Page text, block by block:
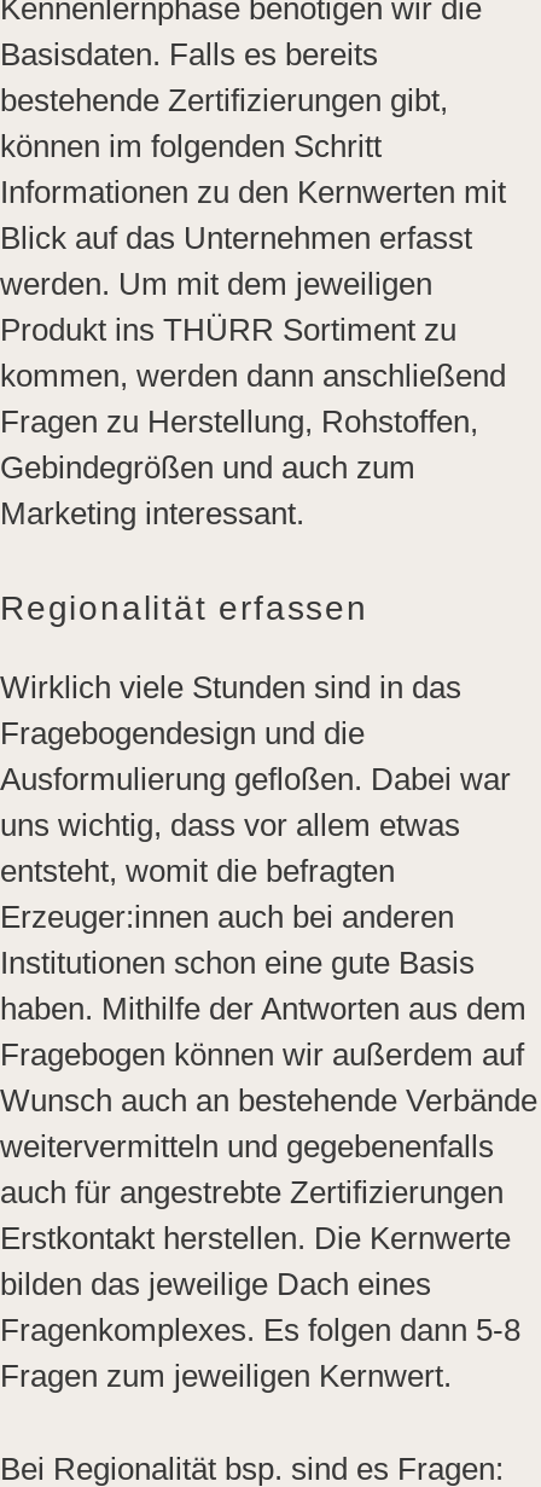
Kennenlernphase benötigen wir die
Basisdaten. Falls es bereits
bestehende Zertifizierungen gibt,
können im folgenden Schritt
Informationen zu den Kernwerten mit
Blick auf das Unternehmen erfasst
werden. Um mit dem jeweiligen
Produkt ins THÜRR Sortiment zu
kommen, werden dann anschließend
Fragen zu Herstellung, Rohstoffen,
Gebindegrößen und auch zum
Marketing interessant.
Regionalität erfassen
Wirklich viele Stunden sind in das
Fragebogendesign und die
Ausformulierung gefloßen. Dabei war
uns wichtig, dass vor allem etwas
entsteht, womit die befragten
Erzeuger:innen auch bei anderen
Institutionen schon eine gute Basis
haben. Mithilfe der Antworten aus dem
Fragebogen können wir außerdem auf
Wunsch auch an bestehende Verbände
weitervermitteln und gegebenenfalls
auch für angestrebte Zertifizierungen
Erstkontakt herstellen. Die Kernwerte
bilden das jeweilige Dach eines
Fragenkomplexes. Es folgen dann 5-8
Fragen zum jeweiligen Kernwert.
Bei Regionalität bsp. sind es Fragen: